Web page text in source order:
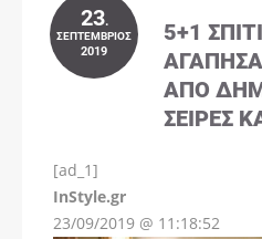
23.
ΣΕΠΤΈΜΒΡΙΟΣ
2019
5+1
ΑΠΌ
ΣΕΙΡΈΣ
[ad_1]
InStyle.gr
23/09/2019 @ 11:18:52